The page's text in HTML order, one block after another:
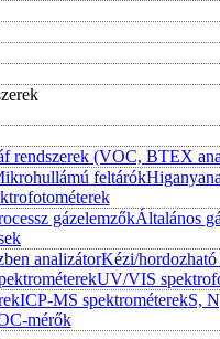
rendszerek (VOC, BTEX
feltárók
gázelemzőkÁltalános
analizátorKézi/hordozható
UV/VIS
ICP-MS spektrométerekS,
mérők